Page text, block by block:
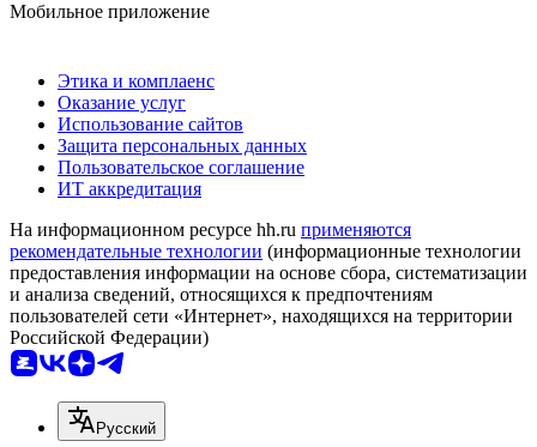
Мобильное приложение
Этика и комплаенс
Оказание услуг
Использование сайтов
Защита персональных данных
Пользовательское соглашение
ИТ аккредитация
На информационном ресурсе hh.ru применяются
рекомендательные технологии (информационные технологии
предоставления информации на основе сбора, систематизации
и анализа сведений, относящихся к предпочтениям
пользователей сети «Интернет», находящихся на территории
Российской Федерации)
Русский